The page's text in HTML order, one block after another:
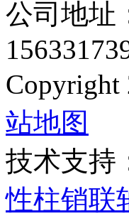
公司地址
Copyright
站地图
技术支持
性柱销联